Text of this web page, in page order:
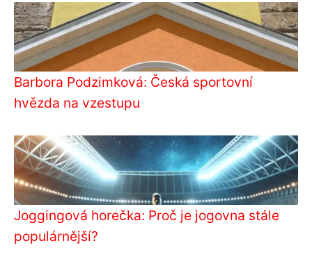
Barbora Podzimková: Česká sportovní
hvězda na vzestupu
Joggingová horečka: Proč je jogovna stále
populárnější?